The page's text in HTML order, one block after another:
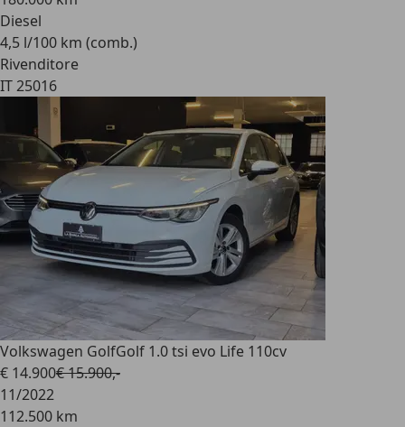
Diesel
4,5 l/100 km (comb.)
Rivenditore
IT 25016
Volkswagen GolfGolf 1.0 tsi evo Life 110cv
€ 14.900€ 15.900,-
11/2022
112.500 km